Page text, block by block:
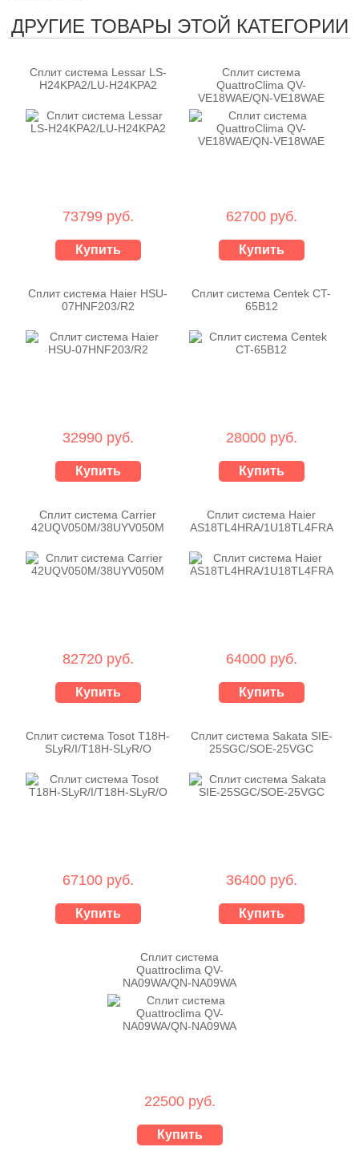
ДРУГИЕ ТОВАРЫ ЭТОЙ КАТЕГОРИИ
Сплит система Lessar LS-
H24KPA2/LU-H24KPA2
73799 руб.
Купить
Сплит система
QuattroClima QV-
VE18WAE/QN-VE18WAE
62700 руб.
Купить
Сплит система Haier HSU-
07HNF203/R2
32990 руб.
Купить
Сплит система Centek CT-
65B12
28000 руб.
Купить
Сплит система Carrier
42UQV050M/38UYV050M
82720 руб.
Купить
Сплит система Haier
AS18TL4HRA/1U18TL4FRA
64000 руб.
Купить
Сплит система Tosot T18H-
SLyR/I/T18H-SLyR/O
67100 руб.
Купить
Сплит система Sakata SIE-
25SGC/SOE-25VGC
36400 руб.
Купить
Сплит система
Quattroclima QV-
NA09WA/QN-NA09WA
22500 руб.
Купить